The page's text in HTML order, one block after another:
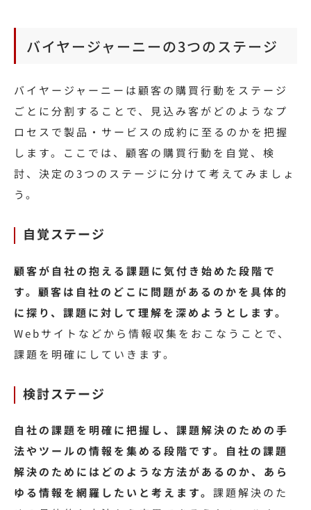
バイヤージャーニーの3つのステージ
バイヤージャーニーは顧客の購買行動をステージ
ごとに分割することで、見込み客がどのようなプ
ロセスで製品・サービスの成約に至るのかを把握
します。ここでは、顧客の購買行動を自覚、検
討、決定の3つのステージに分けて考えてみましょ
う。
自覚ステージ
顧客が自社の抱える課題に気付き始めた段階で
す。顧客は自社のどこに問題があるのかを具体的
に探り、課題に対して理解を深めようとします。
Webサイトなどから情報収集をおこなうことで、
課題を明確にしていきます。
検討ステージ
自社の課題を明確に把握し、課題解決のための手
法やツールの情報を集める段階です。自社の課題
解決のためにはどのような方法があるのか、あら
ゆる情報を網羅したいと考えます。 課題解決のた